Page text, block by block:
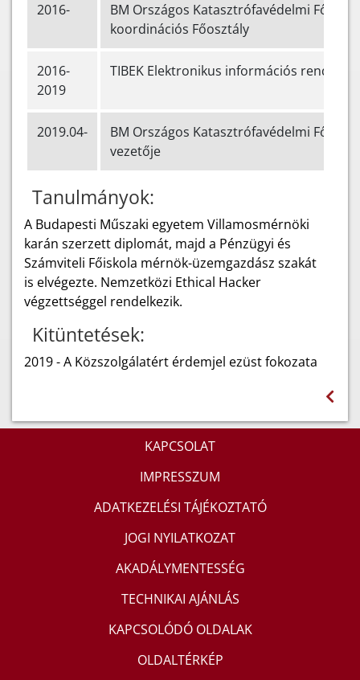
2016-
BM Országos Katasztrófavédelmi
koordinációs Főosztály
2016-
2019
TIBEK Elektronikus információs
2019.04-
BM Országos Katasztrófavédelmi
vezetője
Tanulmányok:
A Budapesti Műszaki egyetem Villamosmérnöki
karán szerzett diplomát, majd a Pénzügyi és
Számviteli Főiskola mérnök-üzemgazdász szakát
is elvégezte. Nemzetközi Ethical Hacker
végzettséggel rendelkezik.
Kitüntetések:
2019 - A Közszolgálatért érdemjel ezüst fokozata
KAPCSOLAT
IMPRESSZUM
ADATKEZELÉSI TÁJÉKOZTATÓ
JOGI NYILATKOZAT
AKADÁLYMENTESSÉG
TECHNIKAI AJÁNLÁS
KAPCSOLÓDÓ OLDALAK
OLDALTÉRKÉP